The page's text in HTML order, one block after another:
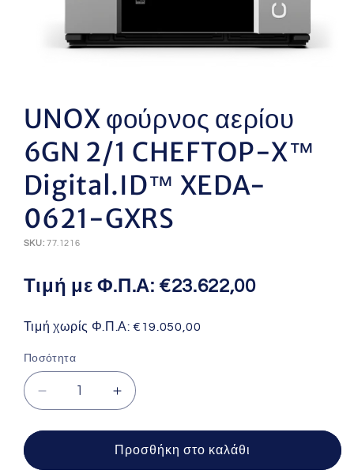
1
στο
βοηθητικό
παράθυρο
UNOX φούρνος αερίου
6GN 2/1 CHEFTOP-X™
Digital.ID™ XEDA-
0621-GXRS
SKU: 77.1216
Τιμή με Φ.Π.Α: €23.622,00
Τιμή χωρίς Φ.Π.Α:€19.050,00
Ποσότητα
Μείωση
ποσότητας
για
φούρνος
Αύξηση
ποσότητας
για
UNOX
φούρνος
Προσθήκη στο καλάθι